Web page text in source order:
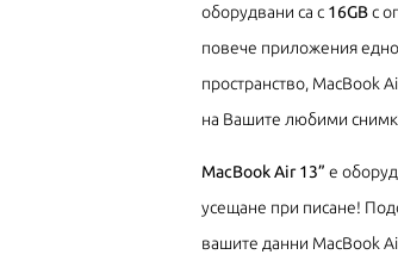
оборудвани са с 16GBс
повече приложения
пространство, MacBook
на Вашите любими
MacBook Air 13” е
усещане при писане!
вашите данни MacBook